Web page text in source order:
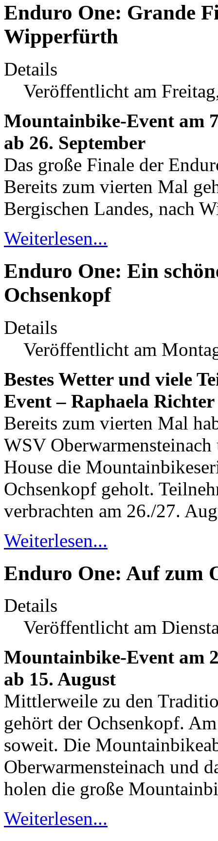
Enduro One: Grande
Wipperfürth
Details
Veröffentlicht am
Mountainbike-Event am
ab 26. September
Das große Finale der
Bereits zum vierten Mal
Bergischen Landes, nach
Weiterlesen...
Enduro One: Ein
Ochsenkopf
Details
Veröffentlicht am
Bestes Wetter und viele
Event – Raphaela
Bereits zum vierten Mal
WSV Oberwarmensteinach
House die
Ochsenkopf geholt.
verbrachten am 26./27.
Weiterlesen...
Enduro One: Auf zum
Details
Veröffentlicht am
Mountainbike-Event am
ab 15. August
Mittlerweile zu den
gehört der Ochsenkopf.
soweit. Die
Oberwarmensteinach und
holen die große
Weiterlesen...